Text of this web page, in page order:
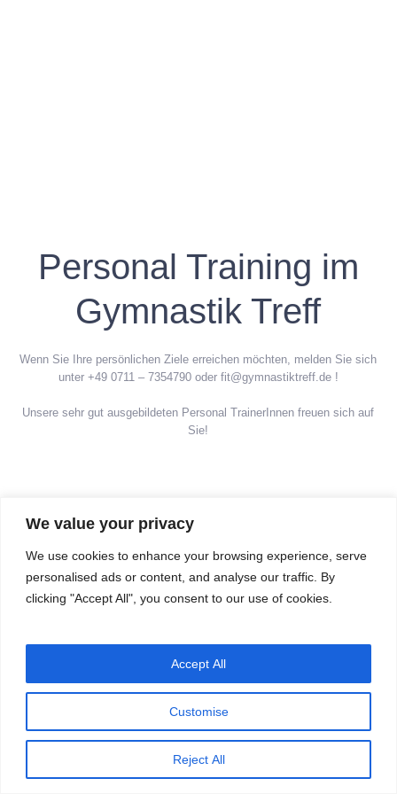
We value your privacy
We use cookies to enhance your browsing experience, serve
personalised ads or content, and analyse our traffic. By
clicking "Accept All", you consent to our use of cookies.
Customise
Reject All
Accept All
Personal Training im
Gymnastik Treff
Wenn Sie Ihre persönlichen Ziele erreichen möchten, melden Sie sich
unter +49 0711 – 7354790 oder fit@gymnastiktreff.de !
Unsere sehr gut ausgebildeten Personal TrainerInnen freuen sich auf
Sie!
IMPRESSUM & DATENSCHUTZERKLÄRUNG